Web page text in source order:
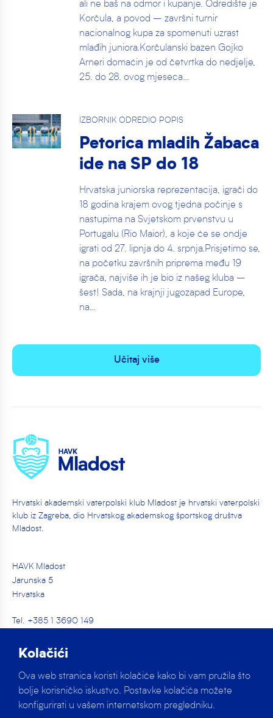
ali ne baš na odmor i kupanje. Odredište je
Korčula, a povod – završni turnir
nacionalnog kupa za spomenuti uzrast
mlađih juniora.Korčulanski bazen Gojko
Arneri domaćin je od četvrtka do nedjelje,
25. do 28. ovog mjeseca…
IZBORNIK ODREDIO POPIS
Petorica mladih Žabaca
ide na SP do 18
Hrvatska juniorska reprezentacija, igrači do
18 godina krajem ovog tjedna počinje s
nastupima na Svjetskom prvenstvu u
Portugalu (Rio Maior), a koje će se ondje
igrati od 27. lipnja do 4. srpnja.Prisjetimo se,
na početku završnih priprema među 19
igrača, najviše ih je bio iz našeg kluba –
šest! Sada, na krajnji jugozapad Europe,
na…
Učitaj više
Hrvatski akademski vaterpolski klub Mladost je hrvatski vaterpolski
klub iz Zagreba, dio Hrvatskog akademskog športskog društva
Mladost.
HAVK Mladost
Jarunska 5
Hrvatska
Tel. +385 1 3690 149
Društvene mreže
Kolačići
Ova web stranica koristi kolačiće kako bi vam pružila što
bolje korisničko iskustvo. Postavke kolačića možete
konfigurirati u vašem internetskom pregledniku.